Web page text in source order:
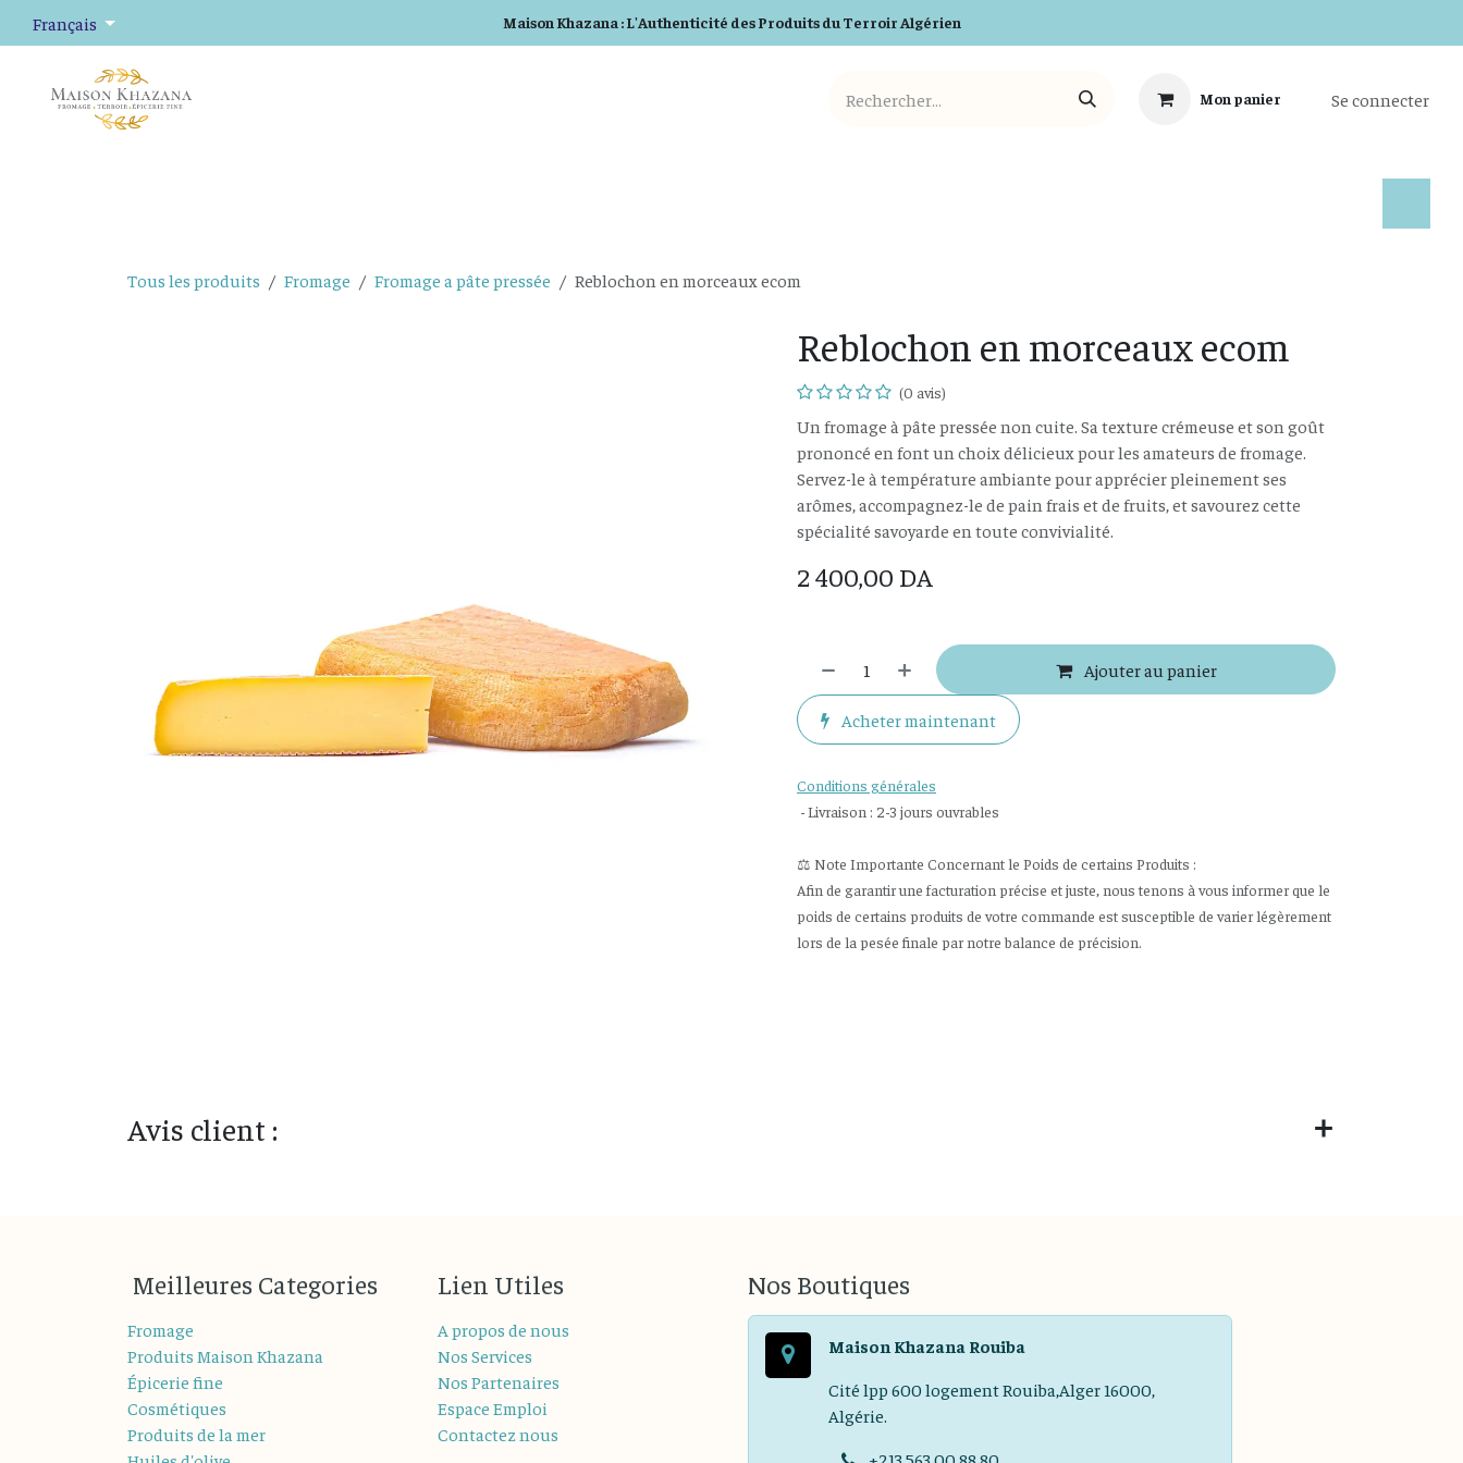
Français Maison Khazana : L'Authenticité des Produits du Terroir Algérien
Mon panier Se connecter
Tous les produits Fromage Fromage a pâte pressée Reblochon en morceaux ecom
Reblochon en morceaux ecom
(0 avis)
Un fromage à pâte pressée non cuite. Sa texture crémeuse et son goût
prononcé en font un choix délicieux pour les amateurs de fromage.
Servez-le à température ambiante pour apprécier pleinement ses
arômes, accompagnez-le de pain frais et de fruits, et savourez cette
spécialité savoyarde en toute convivialité.
2 400,00 DA
Ajouter au panier
Acheter maintenant
Conditions générales
- Livraison : 2-3 jours ouvrables
⚖️ Note Importante Concernant le Poids de certains Produits :
Afin de garantir une facturation précise et juste, nous tenons à vous informer que le
poids de certains produits de votre commande est susceptible de varier légèrement
lors de la pesée finale par notre balance de précision.
Avis client :
Meilleures Categories
Fromage
Produits Maison Khazana
Épicerie fine
Cosmétiques
Produits de la mer
Lien Utiles
A propos de nous
Nos Services
Nos Partenaires
Espace Emploi
Contactez nous
Nos Boutiques
Maison Khazana Rouiba
Cité lpp 600 logement Rouiba,Alger 16000,
Algérie.
+213 563 00 88 80